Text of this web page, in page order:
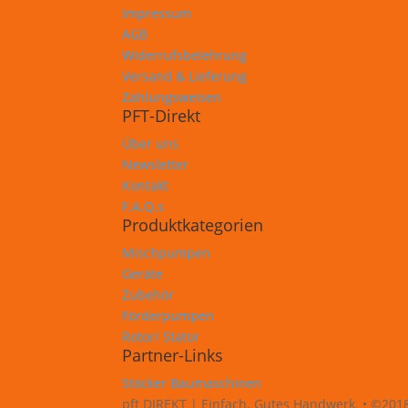
Impressum
AGB
Widerrufsbelehrung
Versand & Lieferung
Zahlungsweisen
PFT-Direkt
Über uns
Newsletter
Kontakt
F.A.Q.s
Produktkategorien
Mischpumpen
Geräte
Zubehör
Förderpumpen
Rotor/ Stator
Partner-Links
Stöcker Baumaschinen
pft DIREKT | Einfach. Gutes Handwerk. •